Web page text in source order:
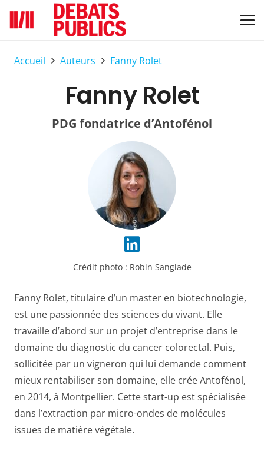
Accueil Auteurs Fanny Rolet
Fanny Rolet
PDG fondatrice d’Antofénol
Crédit photo : Robin Sanglade
Fanny Rolet, titulaire d’un master en biotechnologie,
est une passionnée des sciences du vivant. Elle
travaille d’abord sur un projet d’entreprise dans le
domaine du diagnostic du cancer colorectal. Puis,
sollicitée par un vigneron qui lui demande comment
mieux rentabiliser son domaine, elle crée Antofénol,
en 2014, à Montpellier. Cette start-up est spécialisée
dans l’extraction par micro-ondes de molécules
issues de matière végétale.